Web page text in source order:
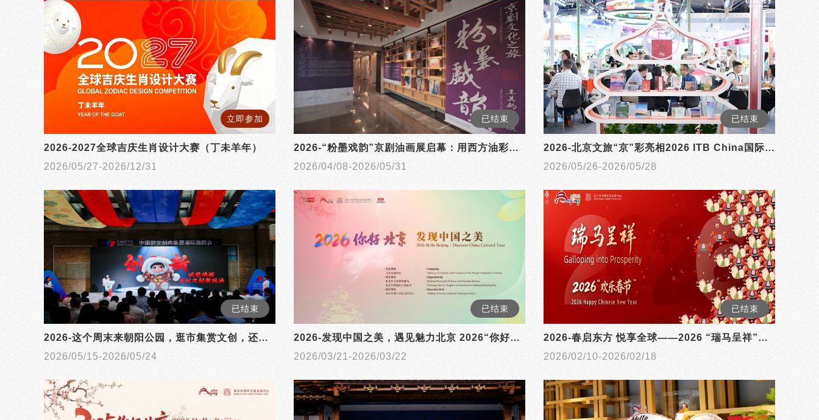
立即参加
2026-2027全球吉庆生肖设计大赛（丁未羊年）
2026/05/27-2026/12/31
已结束
2026-“粉墨戏韵”京剧油画展启幕：用西方油彩定格东方国粹的永恒瞬间
2026/04/08-2026/05/31
已结束
2026-北京文旅“京”彩亮相2026 ITB China国际旅游交易会
2026/05/26-2026/05/28
已结束
2026-这个周末来朝阳公园，逛市集赏文创，还有生肖惊喜等你来Get！
2026/05/15-2026/05/24
已结束
2026-发现中国之美，遇见魅力北京 2026“你好，北京”文化活动成功举办
2026/03/21-2026/03/22
已结束
2026-春启东方 悦享全球——2026 “瑞马呈祥”海外欢乐春节即将启幕 ，共谱文明互鉴新篇章
2026/02/10-2026/02/18